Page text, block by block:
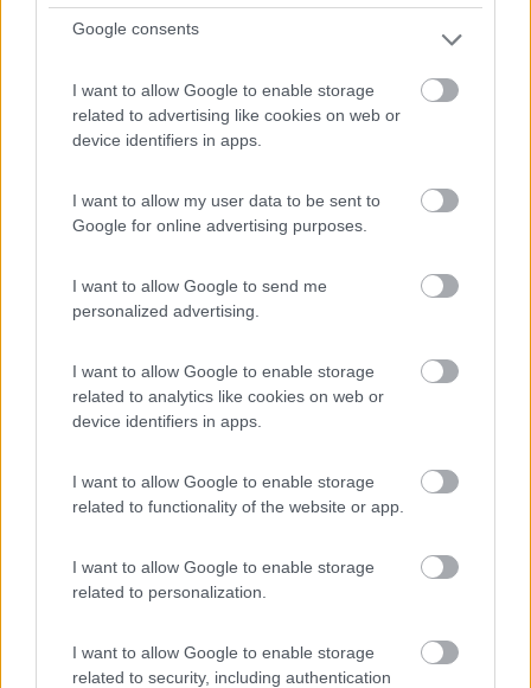
Google consents
I want to allow Google to enable storage
related to advertising like cookies on web or
device identifiers in apps.
I want to allow my user data to be sent to
Google for online advertising purposes.
I want to allow Google to send me
personalized advertising.
I want to allow Google to enable storage
related to analytics like cookies on web or
device identifiers in apps.
I want to allow Google to enable storage
related to functionality of the website or app.
I want to allow Google to enable storage
related to personalization.
I want to allow Google to enable storage
related to security, including authentication
Agricampeggio con piazzole per camper/caravan e
tende inc...
Iseo (BS) - 77.7km
Area di sosta (PS+CS)
Azienda agricola Catena Rossa
Servizi / Posizione